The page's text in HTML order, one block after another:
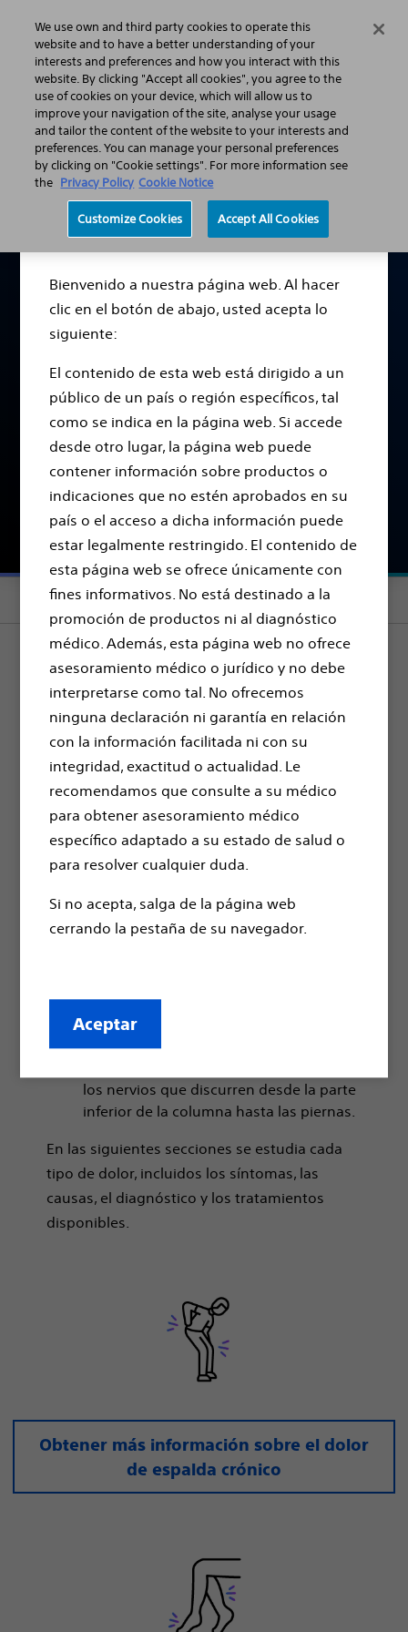
Descargo de
responsabilidad
Bienvenido a nuestra página web. Al hacer
clic en el botón de abajo, usted acepta lo
siguiente:
El contenido de esta web está dirigido a un
público de un país o región específicos, tal
como se indica en la página web. Si accede
desde otro lugar, la página web puede
contener información sobre productos o
indicaciones que no estén aprobados en su
país o el acceso a dicha información puede
estar legalmente restringido. El contenido de
esta página web se ofrece únicamente con
fines informativos. No está destinado a la
promoción de productos ni al diagnóstico
médico. Además, esta página web no ofrece
asesoramiento médico o jurídico y no debe
interpretarse como tal. No ofrecemos
ninguna declaración ni garantía en relación
con la información facilitada ni con su
integridad, exactitud o actualidad. Le
recomendamos que consulte a su médico
para obtener asesoramiento médico
específico adaptado a su estado de salud o
para resolver cualquier duda.
Si no acepta, salga de la página web
cerrando la pestaña de su navegador.
Aceptar
Dolor crónico y dolor neuropático
Afecciones de dolor crónico
cuerpo: tipos de dolor
por zonas
Las tareas cotidianas pueden ser una lucha diaria,
pero existen opciones de tratamiento que pueden
ayudarle a controlar su dolor crónico y recuperar
su calidad de vida.
Encontrar una clínica del dolor
Section menu
Dolor en diferentes
partes del cuerpo
El dolor crónico puede afectar diferentes
zonas del cuerpo, y en cada una de ellas
presenta formas específicas.
El dolor de espalda normalmente
proviene de tensiones musculares o
El dolor en las piernas se debe a la
con afecciones como la endometriosis.
los nervios que discurren desde la parte
inferior de la columna hasta las piernas.
En las siguientes secciones se estudia cada
tipo de dolor, incluidos los síntomas, las
causas, el diagnóstico y los tratamientos
disponibles.
Obtener más información sobre el dolor
de espalda crónico
We use own and third party cookies to operate this
website and to have a better understanding of your
interests and preferences and how you interact with this
website. By clicking "Accept all cookies", you agree to the
use of cookies on your device, which will allow us to
improve your navigation of the site, analyse your usage
and tailor the content of the website to your interests and
preferences. You can manage your personal preferences
by clicking on "Cookie settings". For more information see
the Privacy Policy Cookie Notice
Customize Cookies Accept All Cookies